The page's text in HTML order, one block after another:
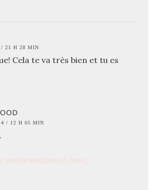
/ 21 H 28 MIN
Cela te va très bien et tu es
/ 12 H 05 MIN